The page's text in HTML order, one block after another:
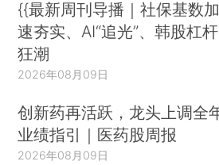
{{最新周刊导播｜社保基数加
速夯实、AI“追光”、韩股杠杆
狂潮
2026年08月09日
创新药再活跃，龙头上调全
业绩指引｜医药股周报
2026年08月09日